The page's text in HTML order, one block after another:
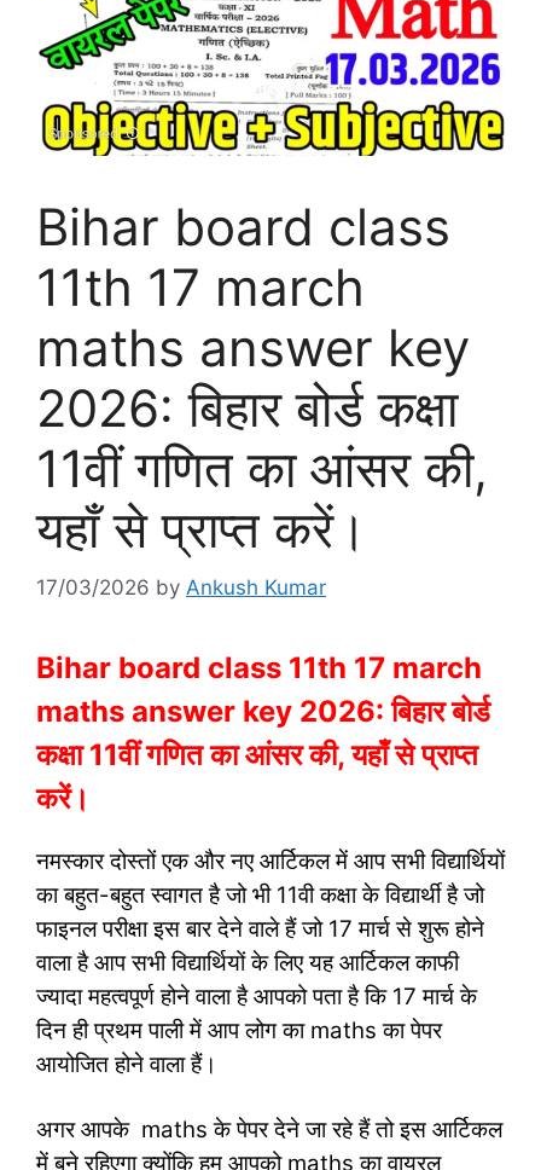
Bihar board class
11th 17 march
maths answer key
2026: बिहार बोर्ड कक्षा
11वीं गणित का आंसर की,
यहाँ से प्राप्त करें।
17/03/2026 by Ankush Kumar
Bihar board class 11th 17 march
maths answer key 2026: बिहार बोर्ड
कक्षा 11वीं गणित का आंसर की, यहाँ से प्राप्त
करें।
नमस्कार दोस्तों एक और नए आर्टिकल में आप सभी विद्यार्थियों
का बहुत-बहुत स्वागत है जो भी 11वी कक्षा के विद्यार्थी है जो
फाइनल परीक्षा इस बार देने वाले हैं जो 17 मार्च से शुरू होने
वाला है आप सभी विद्यार्थियों के लिए यह आर्टिकल काफी
ज्यादा महत्वपूर्ण होने वाला है आपको पता है कि 17 मार्च के
दिन ही प्रथम पाली में आप लोग का maths का पेपर
आयोजित होने वाला हैं।
अगर आपके maths के पेपर देने जा रहे हैं तो इस आर्टिकल
में बने रहिएगा क्योंकि हम आपको maths का वायरल